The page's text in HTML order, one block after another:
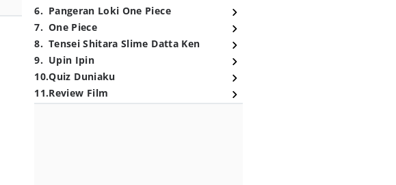
6. Pangeran Loki One Piece
7. One Piece
8. Tensei Shitara Slime Datta Ken
9. Upin Ipin
10.Quiz Duniaku
11.Review Film